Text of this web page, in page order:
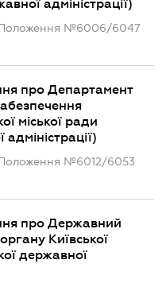
адміністрації)
Положення №6006/6047
про Департамент
міської ради
адміністрації)
Положення №6012/6053
про Державний
Київської
державної